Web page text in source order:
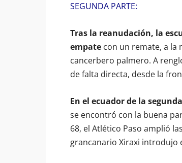
SEGUNDA PARTE:
Tras la reanudación, la
empate con un remate, a la
cancerbero palmero. A
de falta directa, desde la
En el ecuador de la
se encontró con la buena
68, el Atlético Paso amplió
grancanario Xiraxi introdujo